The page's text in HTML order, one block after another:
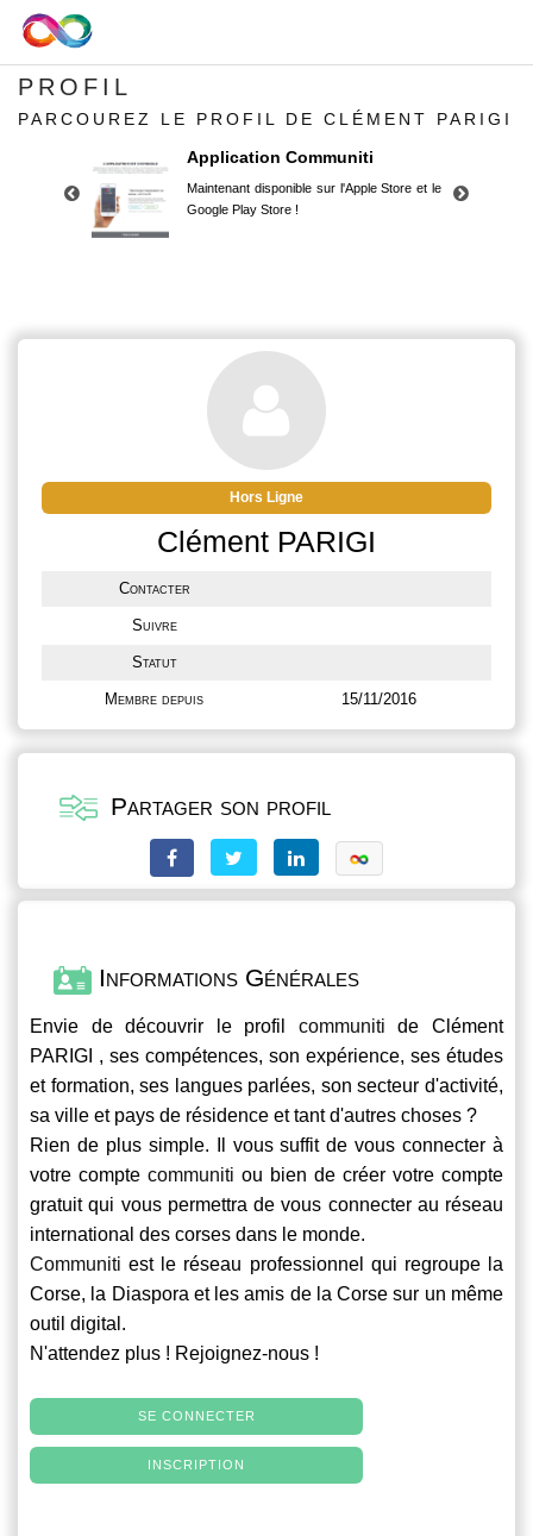
PROFIL
PARCOUREZ LE PROFIL DE CLÉMENT PARIGI
Application Communiti
Maintenant disponible sur l'Apple Store et le
Google Play Store !
Google Play Store !
Hors Ligne
Clément PARIGI
Contacter
Suivre
Statut
Membre depuis 15/11/2016
Partager son profil
Informations Générales
Envie de découvrir le profil communiti de Clément
PARIGI , ses compétences, son expérience, ses études
et formation, ses langues parlées, son secteur d'activité,
sa ville et pays de résidence et tant d'autres choses ?
Rien de plus simple. Il vous suffit de vous connecter à
votre compte communiti ou bien de créer votre compte
gratuit qui vous permettra de vous connecter au réseau
international des corses dans le monde.
Communiti est le réseau professionnel qui regroupe la
Corse, la Diaspora et les amis de la Corse sur un même
outil digital.
N'attendez plus ! Rejoignez-nous !
SE CONNECTER
INSCRIPTION